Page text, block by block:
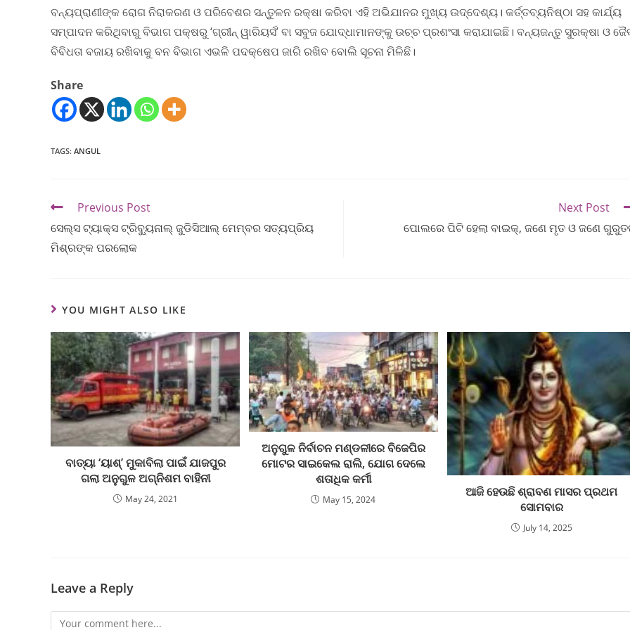
ବନ୍ୟପ୍ରାଣୀଙ୍କ ରୋଗ ନିରାକରଣ ଓ ପରିବେଶର ସନ୍ତୁଳନ ରକ୍ଷା କରିବା ଏହି ଅଭିଯାନର ମୁଖ୍ୟ ଉଦ୍ଦେଶ୍ୟ। କର୍ତ୍ତବ୍ୟନିଷ୍ଠା ସହ କାର୍ଯ୍ୟ
ସମ୍ପାଦନ କରିଥିବାରୁ ବିଭାଗ ପକ୍ଷରୁ ‘ଗ୍ରୀନ୍ ୱାରିୟର୍ସ’ ବା ସବୁଜ ଯୋଦ୍ଧାମାନଙ୍କୁ ଉଚ୍ଚ ପ୍ରଶଂସା କରାଯାଇଛି। ବନ୍ୟଜନ୍ତୁ ସୁରକ୍ଷା ଓ
ବିବିଧତା ବଜାୟ ରଖିବାକୁ ବନ ବିଭାଗ ଏଭଳି ପଦକ୍ଷେପ ଜାରି ରଖିବ ବୋଲି ସୂଚନା ମିଳିଛି।
Share
TAGS: ANGUL
Previous Post
ସେଲ୍ସ ଟ୍ୟାକ୍ସ ଟ୍ରିବ୍ୟୁନାଲ୍ ଜୁଡିସିଆଲ୍ ମେମ୍ବର ସତ୍ୟପ୍ରିୟ
ମିଶ୍ରଙ୍କ ପରଲୋକ
Next Post
ପୋଲରେ ପିଟି ହେଲା ବାଇକ୍, ଜଣେ ମୃତ ଓ ଜଣେ
YOU MIGHT ALSO LIKE
ବାତ୍ୟା ‘ୟାଶ୍’ ମୁକାବିଲା ପାଇଁ ଯାଜପୁର
ଗଲା ଅନୁଗୁଳ ଅଗ୍ନିଶମ ବାହିନୀ
May 24, 2021
ଅନୁଗୁଳ ନିର୍ବାଚନ ମଣ୍ଡଳୀରେ ବିଜେପିର
ମୋଟର ସାଇକେଲ ରାଲି, ଯୋଗ ଦେଲେ
ଶତାଧିକ କର୍ମୀ
May 15, 2024
ଆଜି ହେଉଛି ଶ୍ରାବଣ ମାସର ପ୍ରଥମ
ସୋମବାର
July 14, 2025
Leave a Reply